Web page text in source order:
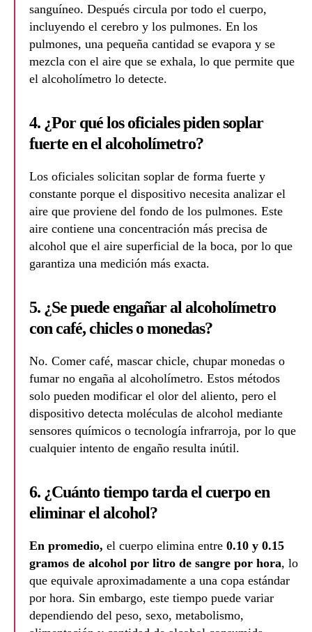
sanguíneo. Después circula por todo el cuerpo,
incluyendo el cerebro y los pulmones. En los
pulmones, una pequeña cantidad se evapora y se
mezcla con el aire que se exhala, lo que permite que
el alcoholímetro lo detecte.
4. ¿Por qué los oficiales piden soplar
fuerte en el alcoholímetro?
Los oficiales solicitan soplar de forma fuerte y
constante porque el dispositivo necesita analizar el
aire que proviene del fondo de los pulmones. Este
aire contiene una concentración más precisa de
alcohol que el aire superficial de la boca, por lo que
garantiza una medición más exacta.
5. ¿Se puede engañar al alcoholímetro
con café, chicles o monedas?
No. Comer café, mascar chicle, chupar monedas o
fumar no engaña al alcoholímetro. Estos métodos
solo pueden modificar el olor del aliento, pero el
dispositivo detecta moléculas de alcohol mediante
sensores químicos o tecnología infrarroja, por lo que
cualquier intento de engaño resulta inútil.
6. ¿Cuánto tiempo tarda el cuerpo en
eliminar el alcohol?
En promedio, el cuerpo elimina entre 0.10 y 0.15
gramos de alcohol por litro de sangre por hora, lo
que equivale aproximadamente a una copa estándar
por hora. Sin embargo, este tiempo puede variar
dependiendo del peso, sexo, metabolismo,